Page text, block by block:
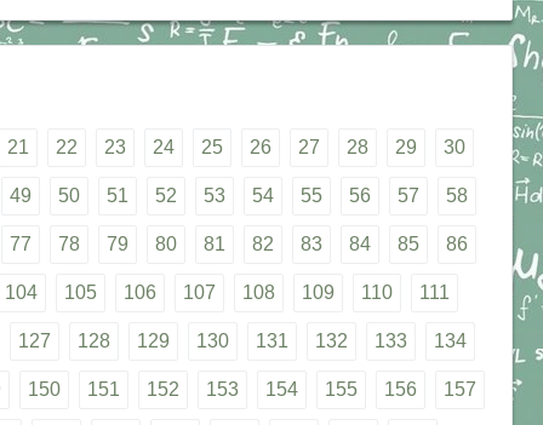
21 22 23 24 25 26 27 28 29 30
49 50 51 52 53 54 55 56 57 58
77 78 79 80 81 82 83 84 85 86
104 105 106 107 108 109 110 111
127 128 129 130 131 132 133 134
150 151 152 153 154 155 156 157